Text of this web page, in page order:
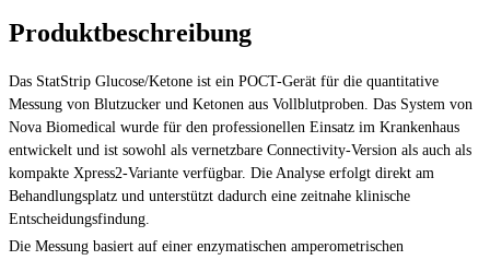
Produktbeschreibung
Das StatStrip Glucose/Ketone ist ein POCT-Gerät für die quantitative
Messung von Blutzucker und Ketonen aus Vollblutproben. Das System von
Nova Biomedical wurde für den professionellen Einsatz im Krankenhaus
entwickelt und ist sowohl als vernetzbare Connectivity-Version als auch als
kompakte Xpress2-Variante verfügbar. Die Analyse erfolgt direkt am
Behandlungsplatz und unterstützt dadurch eine zeitnahe klinische
Entscheidungsfindung.
Die Messung basiert auf einer enzymatischen amperometrischen